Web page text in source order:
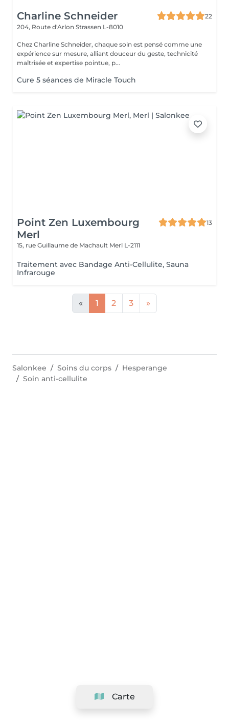
Charline Schneider
22
204, Route d'Arlon Strassen L-8010
Chez Charline Schneider, chaque soin est pensé comme une
expérience sur mesure, alliant douceur du geste, technicité
maîtrisée et expertise pointue, p...
Cure 5 séances de Miracle Touch
Point Zen Luxembourg
Merl
13
15, rue Guillaume de Machault Merl L-2111
Traitement avec Bandage Anti-Cellulite, Sauna
Infrarouge
« 1 2 3 »
Carte
Salonkee Soins du corps
Hesperange
Soin anti-cellulite